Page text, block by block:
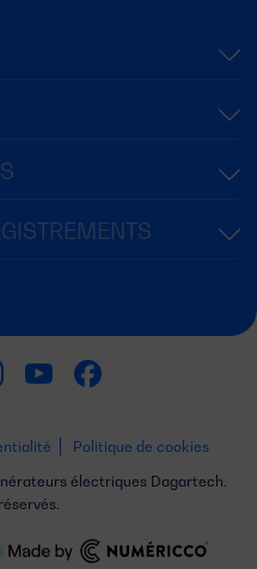
Politique de cookies
électriques Dagartech.